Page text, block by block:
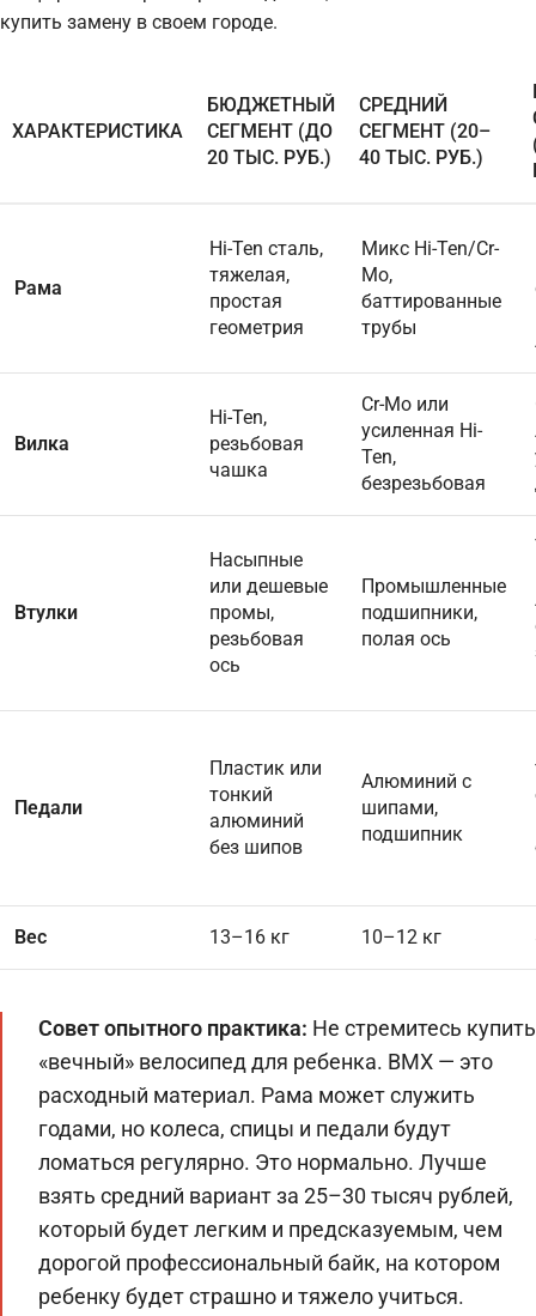
купить замену в своем городе.
ХАРАКТЕРИСТИКА
БЮДЖЕТНЫЙ
СЕГМЕНТ (ДО
20 ТЫС. РУБ.)
СРЕДНИЙ
СЕГМЕНТ (20–
40 ТЫС. РУБ.)
Рама
Hi-Ten сталь,
тяжелая,
простая
геометрия
Микс Hi-Ten/Cr-
Mo,
баттированные
трубы
Вилка
Hi-Ten,
резьбовая
чашка
Cr-Mo или
усиленная Hi-
Ten,
безрезьбовая
Втулки
Насыпные
или дешевые
промы,
резьбовая
ось
Промышленные
подшипники,
полая ось
Педали
Пластик или
тонкий
алюминий
без шипов
Алюминий с
шипами,
подшипник
Вес 13–16 кг 10–12 кг
Совет опытного практика: Не стремитесь купить
«вечный» велосипед для ребенка. BMX — это
расходный материал. Рама может служить
годами, но колеса, спицы и педали будут
ломаться регулярно. Это нормально. Лучше
взять средний вариант за 25–30 тысяч рублей,
который будет легким и предсказуемым, чем
дорогой профессиональный байк, на котором
ребенку будет страшно и тяжело учиться.